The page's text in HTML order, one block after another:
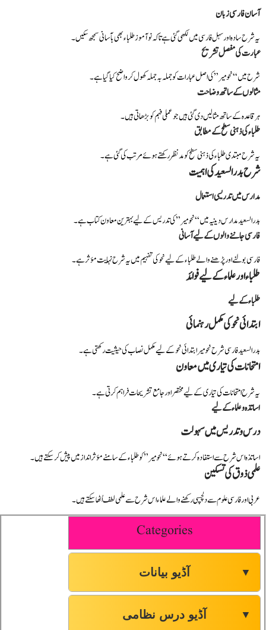
آسان فارسی زبان
یہ شرح سادہ اور سہل فارسی میں لکھی گئی ہے تاکہ نوآموز طلباء بھی بآسانی سمجھ سکیں۔
عبارت کی مفصل تشریح
شرح میں “نحومیر” کی اصل عبارات کو جملہ بہ جملہ کھول کر واضح کیا گیا ہے۔
مثالوں کے ساتھ وضاحت
ہر قاعدہ کے ساتھ مثالیں دی گئی ہیں جو عملی فہم کو بڑھاتی ہیں۔
طلباء کی ذہنی سطح کے مطابق
یہ شرح مبتدی طلباء کی ذہنی سطح کو مدنظر رکھتے ہوئے مرتب کی گئی ہے۔
شرح بدر السعید کی اہمیت
مدارس میں تدریسی استعمال
بدر السعید مدارس دینیہ میں “نحومیر” کی تدریس کے لیے بہترین معاون کتاب ہے۔
فارسی جاننے والوں کے لیے آسانی
فارسی بولنے اور پڑھنے والے طلباء کے لیے نحو کی تفہیم میں یہ شرح نہایت مؤثر ہے۔
طلباء اور علماء کے لیے فوائد
طلباء کے لیے
ابتدائی نحو کی مکمل رہنمائی
بدر السعید فارسی شرح نحومیر ابتدائی نحو کے لیے مکمل نصاب کی حیثیت رکھتی ہے۔
امتحانات کی تیاری میں معاون
یہ شرح امتحانات کی تیاری کے لیے مختصر اور جامع تشریحات فراہم کرتی ہے۔
اساتذہ و علماء کے لیے
درس و تدریس میں سہولت
اساتذہ اس شرح سے استفادہ کرتے ہوئے “نحومیر” کو طلباء کے سامنے مؤثر انداز میں پیش کر سکتے ہیں۔
علمی ذوق کی تسکین
عربی اور فارسی علوم سے دلچسپی رکھنے والے علماء اس شرح سے علمی لطف اُٹھا سکتے ہیں۔
Categories
آڈیو بیانات ▼
آڈیو درس نظامی ▼